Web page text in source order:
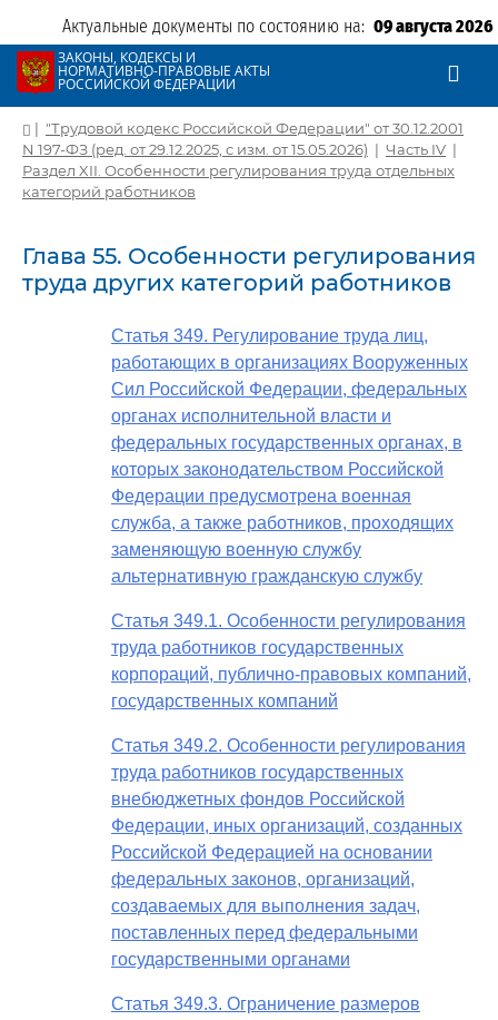
Актуальные документы по состоянию на: 09 августа 2026
ЗАКОНЫ, КОДЕКСЫ И
НОРМАТИВНО-ПРАВОВЫЕ АКТЫ
РОССИЙСКОЙ ФЕДЕРАЦИИ
| "Трудовой кодекс Российской Федерации" от 30.12.2001
N 197-ФЗ (ред. от 29.12.2025, с изм. от 15.05.2026) | Часть IV |
Раздел XII. Особенности регулирования труда отдельных
категорий работников
Глава 55. Особенности регулирования
труда других категорий работников
Статья 349. Регулирование труда лиц,
работающих в организациях Вооруженных
Сил Российской Федерации, федеральных
органах исполнительной власти и
федеральных государственных органах, в
которых законодательством Российской
Федерации предусмотрена военная
служба, а также работников, проходящих
заменяющую военную службу
альтернативную гражданскую службу
Статья 349.1. Особенности регулирования
труда работников государственных
корпораций, публично-правовых компаний,
государственных компаний
Статья 349.2. Особенности регулирования
труда работников государственных
внебюджетных фондов Российской
Федерации, иных организаций, созданных
Российской Федерацией на основании
федеральных законов, организаций,
создаваемых для выполнения задач,
поставленных перед федеральными
государственными органами
Статья 349.3. Ограничение размеров